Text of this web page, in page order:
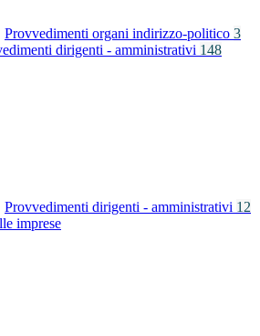
Provvedimenti organi indirizzo-politico 3
dirigenti - amministrativi 148
Provvedimenti dirigenti - amministrativi 12
imprese